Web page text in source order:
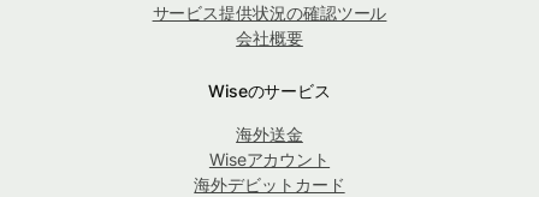
サービス提供状況の確認ツール
会社概要
Wiseのサービス
海外送金
Wiseアカウント
海外デビットカード